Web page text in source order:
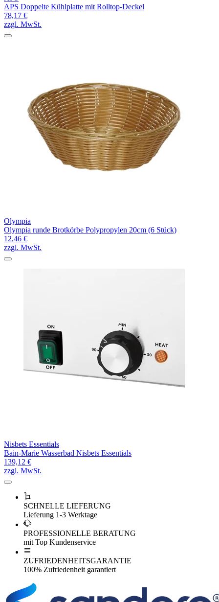
APS Doppelte Kühlplatte mit Rolltop-Deckel
78,17 €
zzgl. MwSt.
Olympia
Olympia runde Brotkörbe Polypropylen 20cm (6 Stück)
12,46 €
zzgl. MwSt.
Nisbets Essentials
Bain-Marie Wasserbad Nisbets Essentials
139,12 €
zzgl. MwSt.
SCHNELLE LIEFERUNG
Lieferung 1-3 Werktage
PROFESSIONELLE BERATUNG
mit Top Kundenservice
ZUFRIEDENHEITSGARANTIE
100% Zufriedenheit garantiert